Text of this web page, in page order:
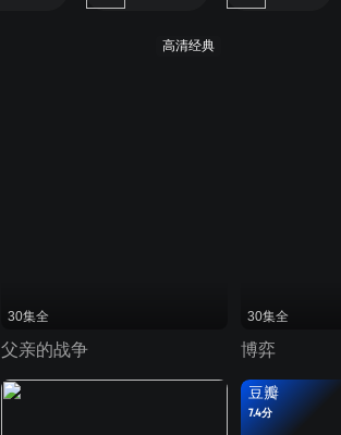
高清经典
30集全
父亲的战争
30集全
博弈
豆瓣
7.4分